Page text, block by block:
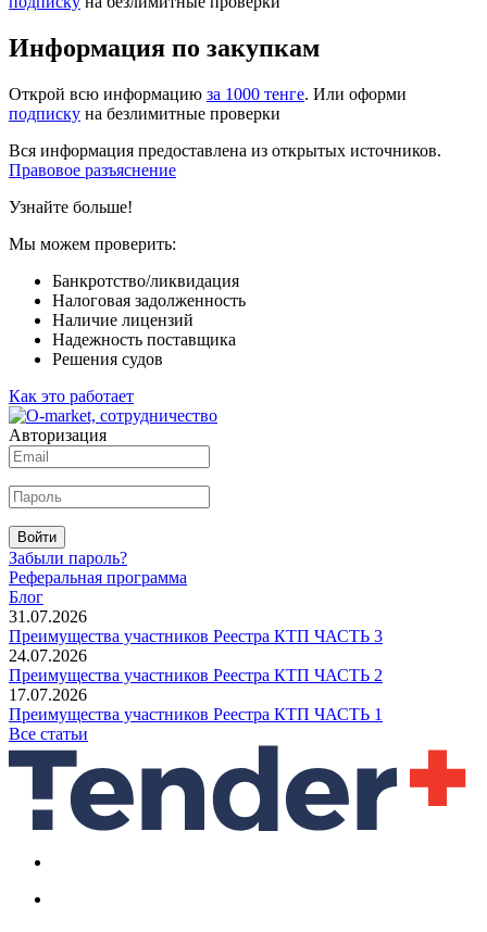
Информация по закупкам
Открой всю информацию за 1000 тенге. Или оформи
подписку на безлимитные проверки
Вся информация предоставлена из открытых источников.
Правовое разъяснение
Узнайте больше!
Мы можем проверить:
Банкротство/ликвидация
Налоговая задолженность
Наличие лицензий
Надежность поставщика
Решения судов
Как это работает
Авторизация
Войти
Забыли пароль?
Реферальная программа
Блог
31.07.2026
Преимущества участников Реестра КТП ЧАСТЬ 3
24.07.2026
Преимущества участников Реестра КТП ЧАСТЬ 2
17.07.2026
Преимущества участников Реестра КТП ЧАСТЬ 1
Все статьи